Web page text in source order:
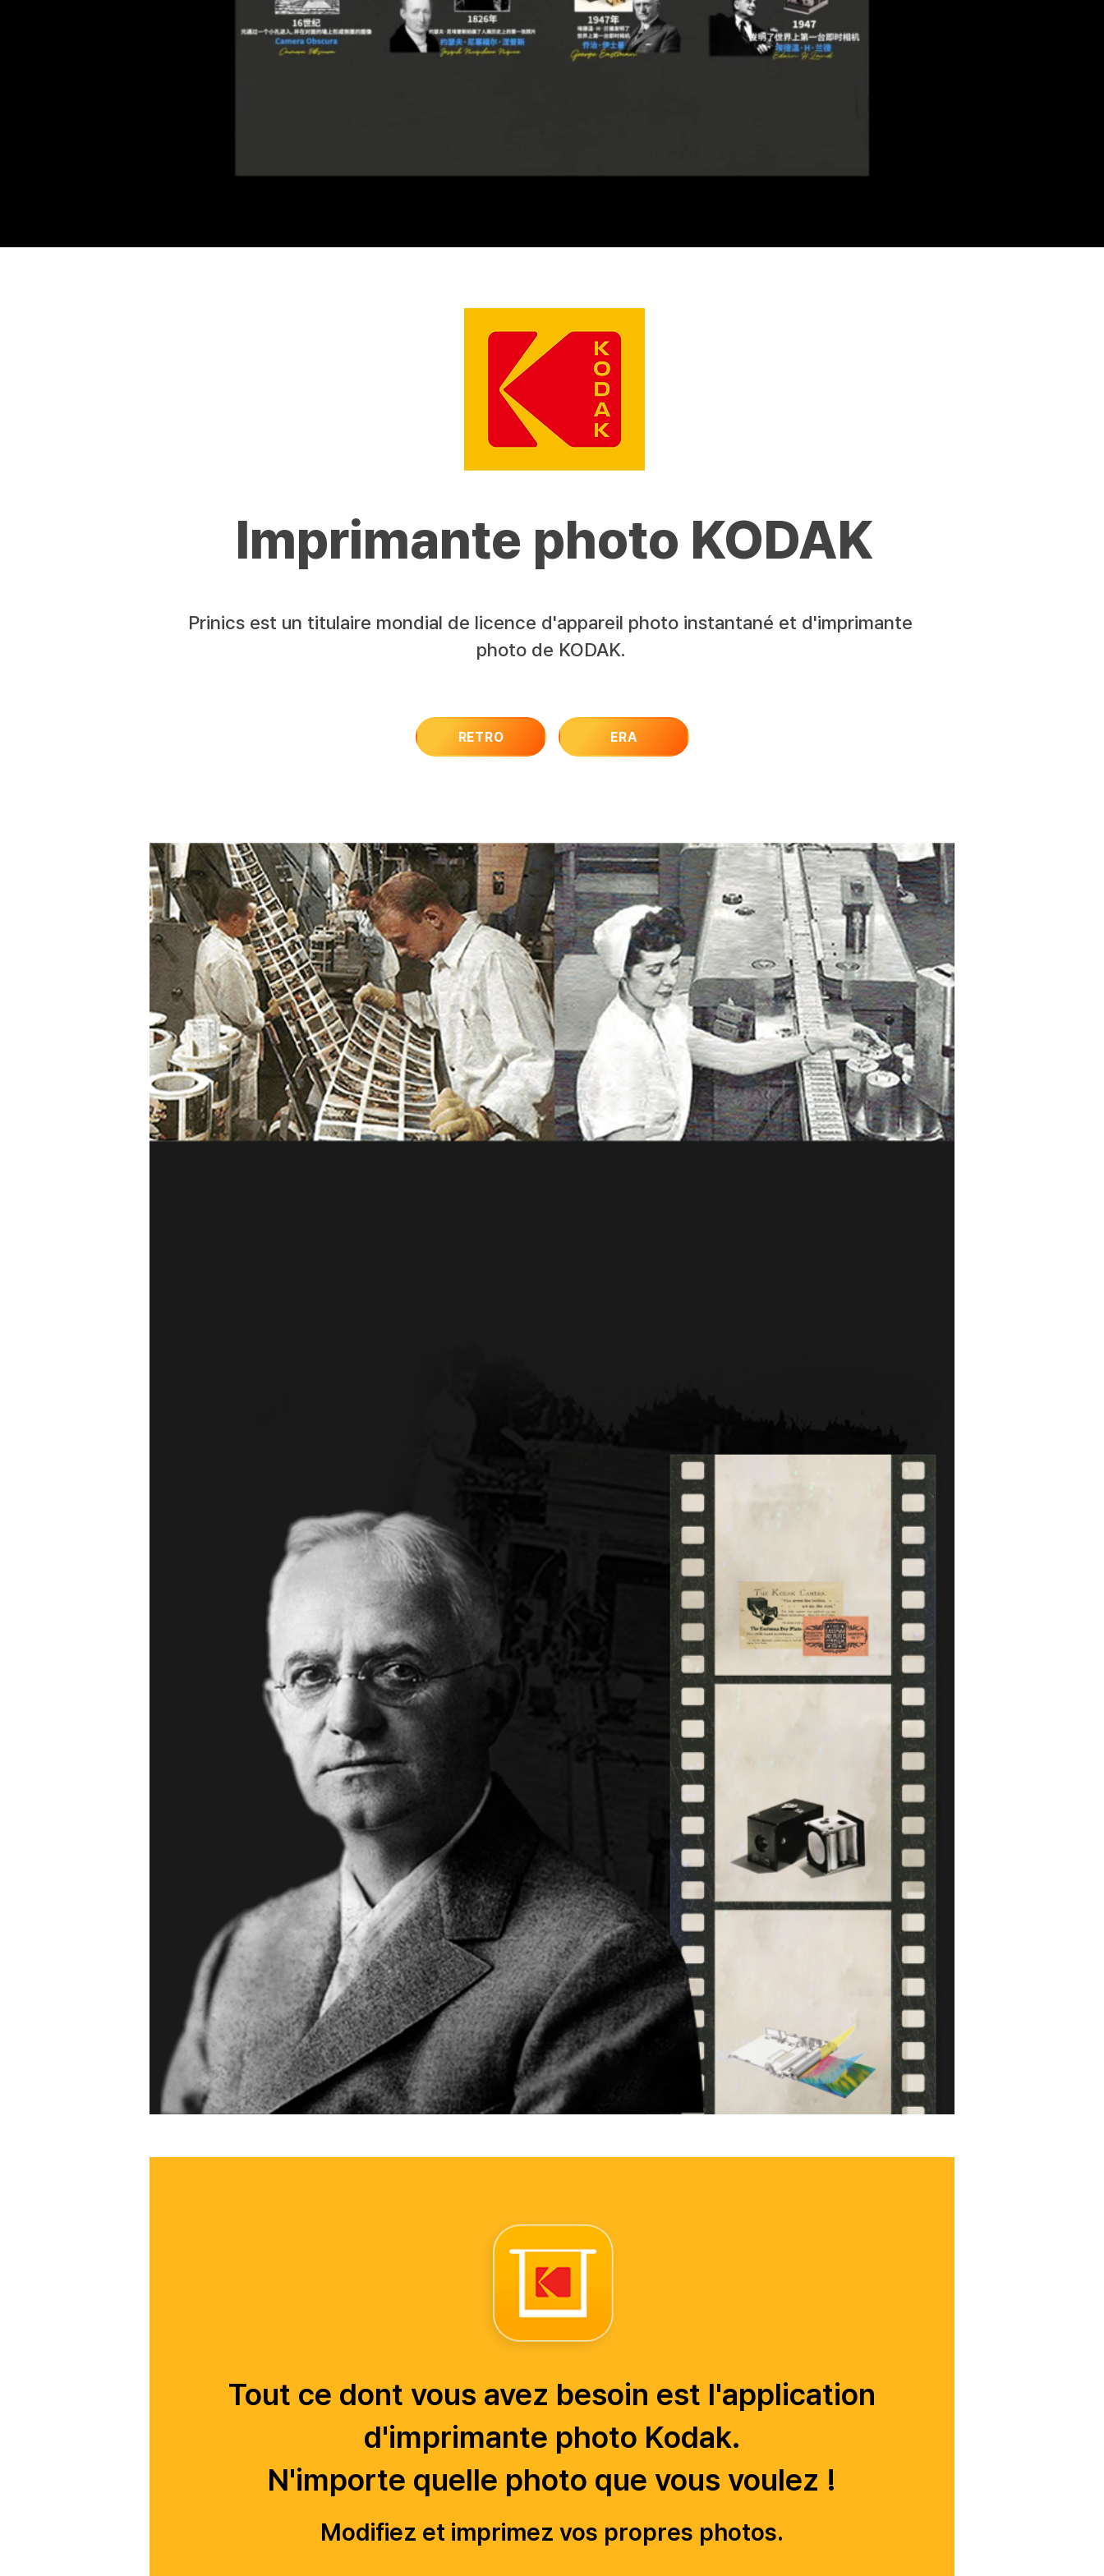
Imprimante photo KODAK
Prinics est un titulaire mondial de licence d'appareil photo instantané et d'imprimante
photo de KODAK.
RETRO ERA
Tout ce dont vous avez besoin est l'application
d'imprimante photo Kodak.
N'importe quelle photo que vous voulez !
Modifiez et imprimez vos propres photos.